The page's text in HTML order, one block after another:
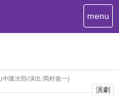
T
o
menu
隆次郎/演出:岡村俊一)
演劇